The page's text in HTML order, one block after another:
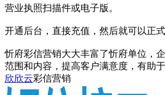
营业执照扫描件或电子版。
开通后台，直接充值，然后就可以正式
忻府彩信营销大大丰富了忻府单位，
范围和内容，提高客户满意度，有助
欣欣云彩信营销